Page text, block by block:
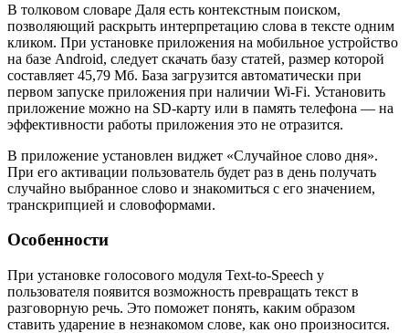
В толковом словаре Даля есть контекстным поиском,
позволяющий раскрыть интерпретацию слова в тексте одним
кликом. При установке приложения на мобильное устройство
на базе Android, следует скачать базу статей, размер которой
составляет 45,79 Мб. База загрузится автоматически при
первом запуске приложения при наличии Wi-Fi. Установить
приложение можно на SD-карту или в память телефона — на
эффективности работы приложения это не отразится.
В приложение установлен виджет «Случайное слово дня».
При его активации пользователь будет раз в день получать
случайно выбранное слово и знакомиться с его значением,
транскрипцией и словоформами.
Особенности
При установке голосового модуля Text-to-Speech у
пользователя появится возможность превращать текст в
разговорную речь. Это поможет понять, каким образом
ставить ударение в незнакомом слове, как оно произносится.